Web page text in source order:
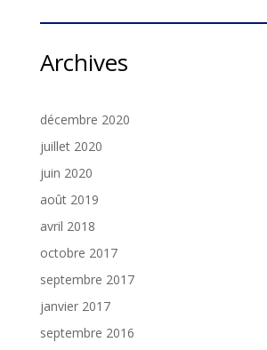
Archives
décembre 2020
juillet 2020
juin 2020
août 2019
avril 2018
octobre 2017
septembre 2017
janvier 2017
septembre 2016